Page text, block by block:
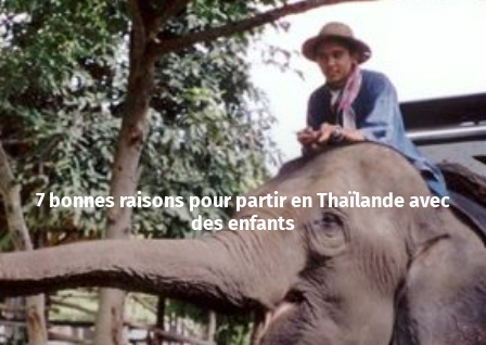
7 bonnes raisons pour partir en Thaïlande avec
des enfants